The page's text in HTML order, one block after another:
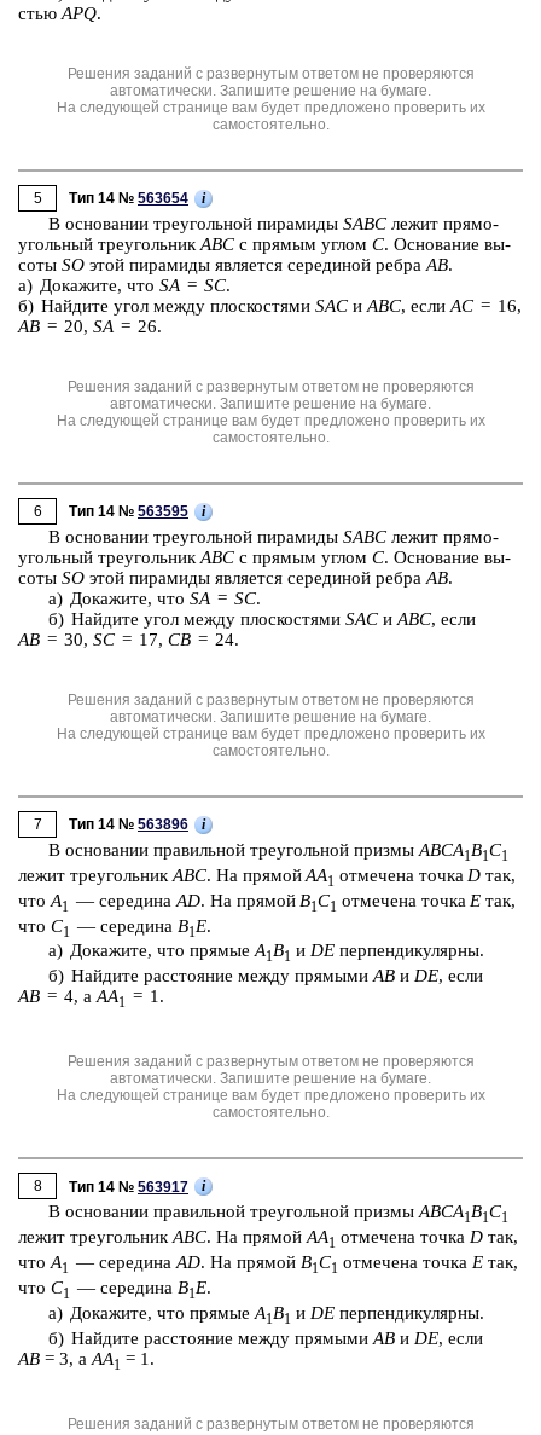
стью APQ.
Решения заданий с развернутым ответом не проверяются
автоматически. Запишите решение на бумаге.
На следующей странице вам будет предложено проверить их
самостоятельно.
5 Тип 14 № 563654 i
В ос­но­ва­нии тре­уголь­ной пи­ра­ми­ды SABC лежит пря­мо­
уголь­ный тре­уголь­ник ABC с пря­мым углом C. Ос­но­ва­ние вы­
со­ты SO этой пи­ра­ми­ды яв­ля­ет­ся се­ре­ди­ной ребра AB.
а) До­ка­жи­те, что SA = SC.
б) Най­ди­те угол между плос­ко­стя­ми SAC и ABC, если AC = 16,
AB = 20, SA = 26.
Решения заданий с развернутым ответом не проверяются
автоматически. Запишите решение на бумаге.
На следующей странице вам будет предложено проверить их
самостоятельно.
6 Тип 14 № 563595 i
В ос­но­ва­нии тре­уголь­ной пи­ра­ми­ды SABC лежит пря­мо­
уголь­ный тре­уголь­ник ABC с пря­мым углом C. Ос­но­ва­ние вы­
со­ты SO этой пи­ра­ми­ды яв­ля­ет­ся се­ре­ди­ной ребра AB.
а) До­ка­жи­те, что SA = SC.
б) Най­ди­те угол между плос­ко­стя­ми SAC и ABC, если
AB = 30, SC = 17, СB = 24.
Решения заданий с развернутым ответом не проверяются
автоматически. Запишите решение на бумаге.
На следующей странице вам будет предложено проверить их
самостоятельно.
7 Тип 14 № 563896 i
В ос­но­ва­нии пра­виль­ной тре­уголь­ной приз­мы ABCA1 B1C1
лежит тре­уголь­ник ABC. На пря­мойAA1 от­ме­че­на точка D так,
что A1 — се­ре­ди­на AD. На пря­мой B1C1 от­ме­че­на точка E так,
что C1 — се­ре­ди­на B1 E.
а) До­ка­жи­те, что пря­мыеA1B1 и DE пер­пен­ди­ку­ляр­ны.
б) Най­ди­те рас­сто­я­ние между пря­мы­миAB и DE, если
AB = 4, аAA1 = 1.
Решения заданий с развернутым ответом не проверяются
автоматически. Запишите решение на бумаге.
На следующей странице вам будет предложено проверить их
самостоятельно.
8 Тип 14 № 563917 i
В ос­но­ва­нии пра­виль­ной тре­уголь­ной приз­мыABCA1B1C1
лежит тре­уголь­ник ABC. На пря­мой AA1 от­ме­че­на точка D так,
что A1 — се­ре­ди­на AD. На пря­мой B1C1 от­ме­че­на точка E так,
что C1 — се­ре­ди­на B1E.
а) До­ка­жи­те, что пря­мые A1B1 и DE пер­пен­ди­ку­ляр­ны.
б) Най­ди­те рас­сто­я­ние между пря­мы­ми AB и DE, если
AB = 3, а AA1 = 1.
Решения заданий с развернутым ответом не проверяются